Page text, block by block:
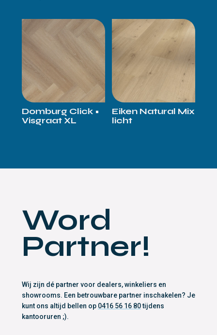
Domburg Click •
Visgraat XL
Eiken Natural Mix
licht
Word
Partner!
Wij zijn dé partner voor dealers, winkeliers en
showrooms. Een betrouwbare partner inschakelen? Je
kunt ons altijd bellen op 0416 56 16 80tijdens
kantooruren ;).